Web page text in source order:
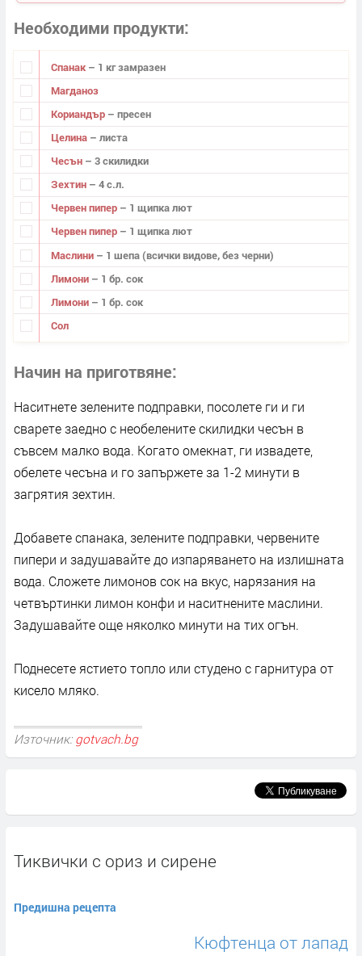
Необходими продукти
Спанак – 1 кг замразен
Магданоз
Кориандър – пресен
Целина – листа
Чесън – 3 скилидки
Зехтин – 4 с.л.
Червен пипер – 1 щипка лют
Червен пипер – 1 щипка лют
Маслини – 1 шепа (всички видове, без черни)
Лимони – 1 бр. сок
Лимони – 1 бр. сок
Сол
Начин на приготвяне
Наситнете зелените подправки, посолете ги и ги
сварете заедно с необелените скилидки чесън в
съвсем малко вода. Когато омекнат, ги извадете,
обелете чесъна и го запържете за 1-2 минути в
загрятия зехтин.
Добавете спанака, зелените подправки, червените
пипери и задушавайте до изпаряването на излишната
вода. Сложете лимонов сок на вкус, нарязания на
четвъртинки лимон конфи и наситнените маслини.
Задушавайте още няколко минути на тих огън.
Поднесете ястието топло или студено с гарнитура от
кисело мляко.
Източник: gotvach.bg
Тиквички с ориз и сирене
Предишна рецепта
Кюфтенца от лапад